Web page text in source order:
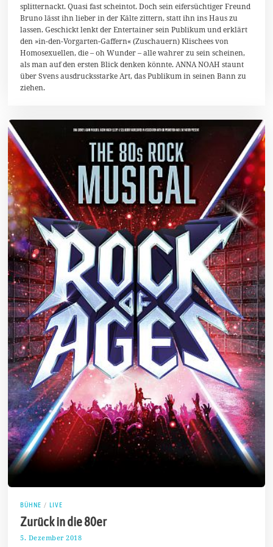
e
b
u
a
2
0
1
splitternackt. Quasi fast scheintot. Doch sein eifersüchtiger Freund
Bruno lässt ihn lieber in der Kälte zittern, statt ihn ins Haus zu
lassen. Geschickt lenkt der Entertainer sein Publikum und erklärt
den »in-den-Vorgarten-Gaffern« (Zuschauern) Klischees von
Homosexuellen, die – oh Wunder – alle wahrer zu sein scheinen,
als man auf den ersten Blick denken könnte. ANNA NOAH staunt
über Svens ausdrucksstarke Art, das Publikum in seinen Bann zu
ziehen.
BÜHNE / LIVE
Zurück in die 80er
5. Dezember 2018